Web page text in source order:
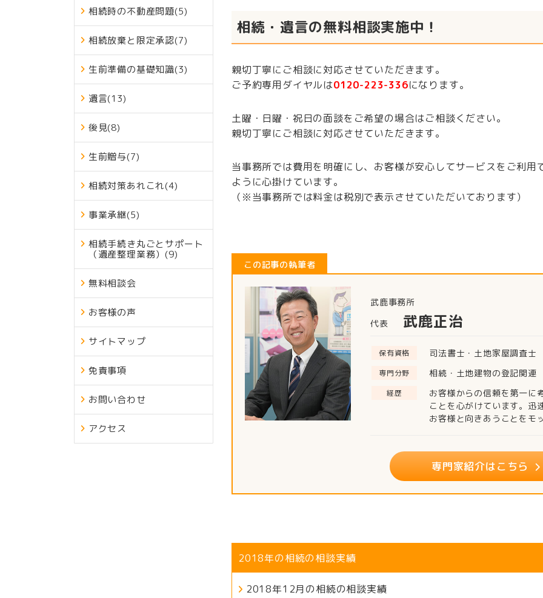
相続・遺言の無料相談実施中！
親切丁寧にご相談に対応させていただきます。
ご予約専用ダイヤルは0120-223-336になります。
土曜・日曜・祝日の面談をご希望の場合はご相談ください。
親切丁寧にご相談に対応させていただきます。
当事務所では費用を明確にし、お客様が安心してサービスをご利用
ように心掛けています。
（※当事務所では料金は税別で表示させていただいております）
この記事の執筆者
武鹿事務所
代表
武鹿正治
保有資格 司法書士・土地家屋調査士
専門分野 相続・土地建物の登記関連
経歴
お客様からの信頼を第一に
ことを心がけています。迅
お客様と向きあうことをモ
専門家紹介はこちら
2018年の相続の相談実績
2018年12月の相続の相談実績
相続時の不動産問題(5)
相続放棄と限定承認(7)
生前準備の基礎知識(3)
遺言(13)
後見(8)
生前贈与(7)
相続対策あれこれ(4)
事業承継(5)
相続手続き丸ごとサポート
（遺産整理業務）(9)
無料相談会
お客様の声
サイトマップ
免責事項
お問い合わせ
アクセス